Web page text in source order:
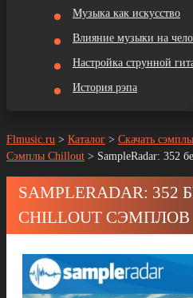
Музыка как искусство
Влияние музыки на
Настройка струнной
История рэпа
Flmusic.ru > Каталог > Скачать
Сэмплы Chillout > SampleRadar: 352
SAMPLERADAR:
CHILLOUT СЭМПЛОВ